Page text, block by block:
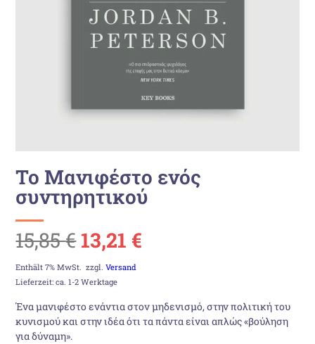
Το Μανιφέστο ενός
συντηρητικού
15,85€ Ursprünglicher
Preis
war:
15,85 €
13,21€
ist:
13,21 €.
Enthält 7% MwSt. zzgl.Versand
Lieferzeit: ca. 1-2 Werktage
Ένα μανιφέστο ενάντια στον μηδενισμό, στην πολιτική του
κυνισμού και στην ιδέα ότι τα πάντα είναι απλώς «βούληση
για δύναμη».